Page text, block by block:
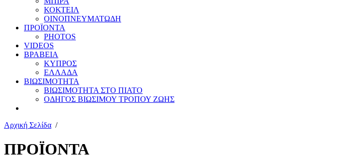
ΚΟΚΤΕΙΛ
ΟΙΝΟΠΝΕΥΜΑΤΩΔΗ
ΠΡΟΪΟΝΤΑ
PHOTOS
VIDEOS
ΒΡΑΒΕΙΑ
ΚΥΠΡΟΣ
ΕΛΛΑΔΑ
ΒΙΩΣΙΜΟΤΗΤΑ
ΒΙΩΣΙΜΟΤΗΤΑ ΣΤΟ ΠΙΑΤΟ
ΟΔΗΓΟΣ ΒΙΩΣΙΜΟΥ ΤΡΟΠΟΥ ΖΩΗΣ
Αρχική Σελίδα /
ΠΡΟΪΟΝΤΑ